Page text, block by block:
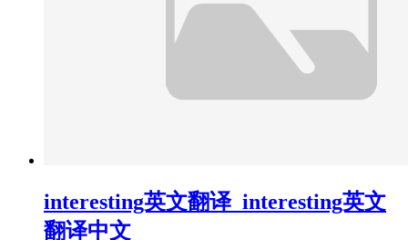
interesting英文翻译_interesting英文
翻译中文